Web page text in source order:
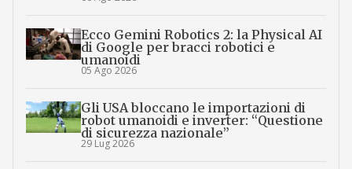
Ecco Gemini Robotics 2: la Physical AI
di Google per bracci robotici e
umanoidi
05 Ago 2026
Gli USA bloccano le importazioni di
robot umanoidi e inverter: “Questione
di sicurezza nazionale”
29 Lug 2026